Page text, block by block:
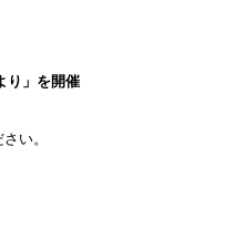
り」を開催
い。